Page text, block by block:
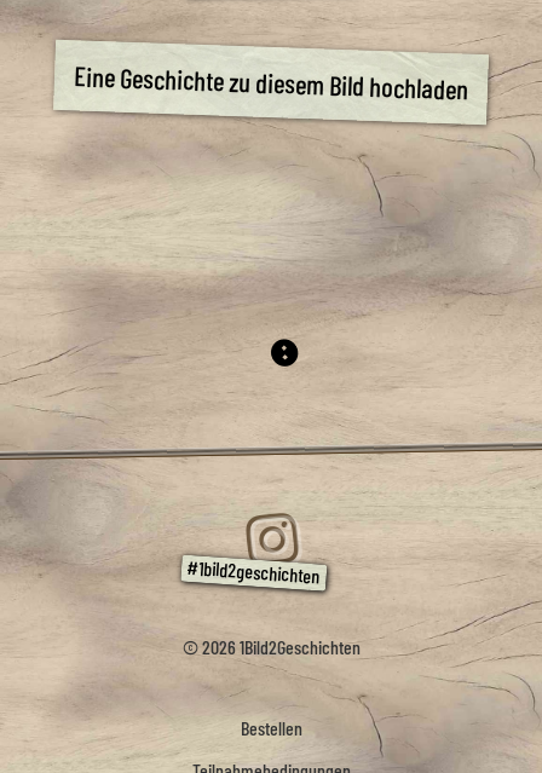
Eine Geschichte zu diesem Bild hochladen
© 2026 1Bild2Geschichten
Bestellen